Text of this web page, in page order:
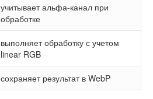
учитывает альфа-канал при
обработке
выполняет обработку с учетом
linear RGB
сохраняет результат в WebP